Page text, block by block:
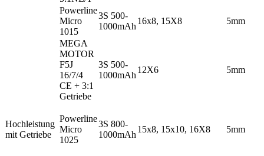
Powerline
Micro
1015
3S 500-
1000mAh
16x8, 15X8 5mm
MEGA
MOTOR
F5J
16/7/4
CE + 3:1
Getriebe
3S 500-
1000mAh
12X6 5mm
Hochleistung
mit Getriebe
Powerline
Micro
1025
3S 800-
1000mAh
15x8, 15x10, 16X8 5mm